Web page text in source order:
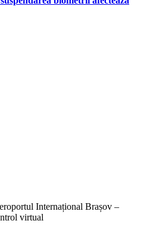
Internațional Brașov –
virtual